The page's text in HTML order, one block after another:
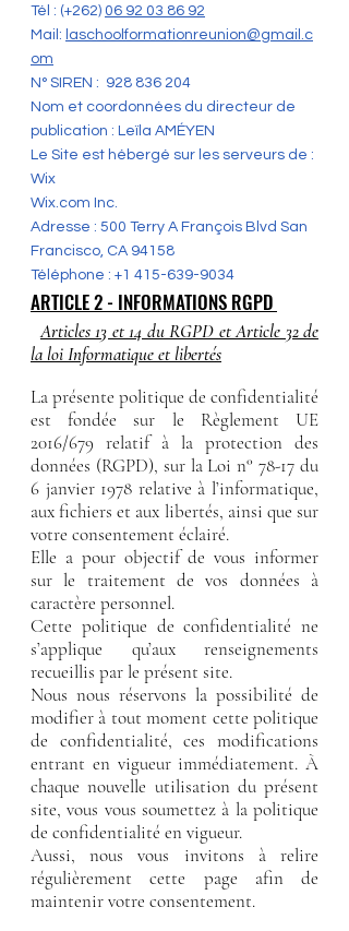
Tél : (+262) 06 92 03 86 92
Mail: laschoolformationreunion@gmail.c
om
N° SIREN : 928 836 204
Nom et coordonnées du directeur de
publication : Leïla AMÉYEN
Le Site est hébergé sur les serveurs de :​
Wix
Wix.com Inc.
Adresse : 500 Terry A François Blvd San
Francisco, CA 94158
Téléphone : +1 415-639-9034
ARTICLE 2 - INFORMATIONS RGPD
Articles 13 et 14 du RGPD et Article 32 de
la loi Informatique et libertés
La présente politique de confidentialité
est fondée sur le Règlement UE
2016/679 relatif à la protection des
données (RGPD), sur la Loi n° 78-17 du
6 janvier 1978 relative à l’informatique,
aux fichiers et aux libertés, ainsi que sur
votre consentement éclairé.
Elle a pour objectif de vous informer
sur le traitement de vos données à
caractère personnel.
Cette politique de confidentialité ne
s’applique qu’aux renseignements
recueillis par le présent site.
Nous nous réservons la possibilité de
modifier à tout moment cette politique
de confidentialité, ces modifications
entrant en vigueur immédiatement. À
chaque nouvelle utilisation du présent
site, vous vous soumettez à la politique
de confidentialité en vigueur.
Aussi, nous vous invitons à relire
régulièrement cette page afin de
maintenir votre consentement.